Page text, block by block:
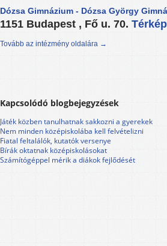
Dózsa Gimnázium - Dózsa György
1151 Budapest , Fő u. 70. Térkép
Tovább az intézmény oldalára →
Kapcsolódó blogbejegyzések
Játék közben tanulhatnak sakkozni a gyerekek
Nem minden középiskolába kell felvételizni
Fiatal feltalálók, kutatók versenye
Bírák oktatnak középiskolásokat
Számítógéppel mérik a diákok fejlődését